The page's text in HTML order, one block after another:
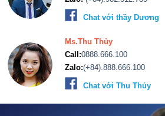
Chat với thầy Dương
Ms.Thu Thủy
Call:0888.666.100
Zalo:(+84).888.666.100
Chat với Thu Thủy